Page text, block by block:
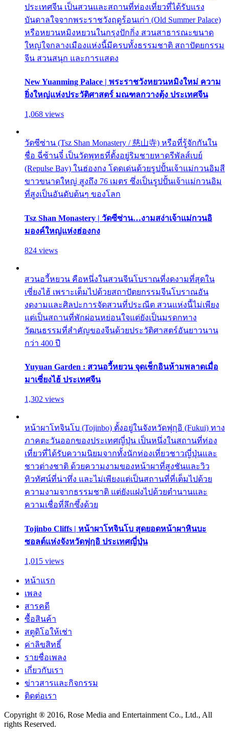
ประเทศจีน เป็นสวนและสถานที่ท่องเที่ยวที่ได้รับแรง
บันดาลใจจากพระราชวังฤดูร้อนเก่า (Old Summer Palace)
หรือหยวนหมิงหยวนในกรุงปักกิ่ง สวนสาธารณะขนาด
ใหญ่ใจกลางเมืองแห่งนี้มีครบทั้งธรรมชาติ สถาปัตยกรรม
จีน สวนสนุก และการแสดง
New Yuanming Palace | พระราชวังหยวนหมิงใหม่ ความ
ยิ่งใหญ่แห่งประวัติศาสตร์ มณฑลกวางตุ้ง ประเทศจีน
1,068 views
วัดซีซ่าน (Tsz Shan Monastery / 慈山寺) หรือที่รู้จักกันใน
ชื่อ ฉี่ซ้านจี๋ เป็นวัดพุทธที่ตั้งอยู่ริมชายหาดรีพัลส์เบย์
(Repulse Bay) ในฮ่องกง โดดเด่นด้วยรูปปั้นเจ้าแม่กวนอิมสี
ขาวขนาดใหญ่ สูงถึง 76 เมตร ซึ่งเป็นรูปปั้นเจ้าแม่กวนอิม
ที่สูงเป็นอันดับต้นๆ ของโลก
Tsz Shan Monastery | วัดซีซ่าน…งามสง่าเจ้าแม่กวนอิ
มองค์ใหญ่แห่งฮ่องกง
824 views
สวนอวี้หยวน คือหนึ่งในสวนจีนโบราณที่งดงามที่สุดใน
เซี่ยงไฮ้ เพราะเต็มไปด้วยสถาปัตยกรรมจีนโบราณอัน
งดงามและศิลปะการจัดสวนที่ประณีต สวนแห่งนี้ไม่เพียง
แต่เป็นสถานที่พักผ่อนหย่อนใจแต่ยังเป็นมรดกทาง
วัฒนธรรมที่สำคัญของจีนด้วยประวัติศาสตร์อันยาวนาน
กว่า 400 ปี
Yuyuan Garden : สวนอวี้หยวน จุดเช็กอินห้ามพลาดเมื่อ
มาเซี่ยงไฮ้ ประเทศจีน
1,302 views
หน้าผาโทจินโบ (Tojinbo) ตั้งอยู่ในจังหวัดฟุกุอิ (Fukui) ทาง
ภาคตะวันออกของประเทศญี่ปุ่น เป็นหนึ่งในสถานที่ท่อง
เที่ยวที่ได้รับความนิยมจากทั้งนักท่องเที่ยวชาวญี่ปุ่นและ
ชาวต่างชาติ ด้วยความงามของหน้าผาที่สูงชันและวิว
ทิวทัศน์ที่น่าทึ่ง และไม่เพียงแต่เป็นสถานที่ที่เต็มไปด้วย
ความงามจากธรรมชาติ แต่ยังแฝงไปด้วยตำนานและ
ความเชื่อที่ลึกซึ้งด้วย
Tojinbo Cliffs | หน้าผาโทจินโบ สุดยอดหน้าผาหินบะ
ซอลต์แห่งจังหวัดฟุกุอิ ประเทศญี่ปุ่น
1,015 views
หน้าแรก
เพลง
สารคดี
ซื้อสินค้า
สตูดิโอให้เช่า
ค่าลิขสิทธิ์
รายชื่อเพลง
เกี่ยวกับเรา
ข่าวสารและกิจกรรม
ติดต่อเรา
Copyright ® 2016, Rose Media and Entertainment Co., Ltd., All
rights Reserved.